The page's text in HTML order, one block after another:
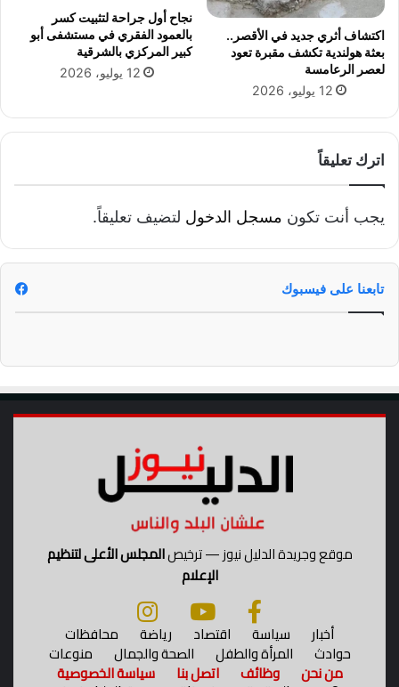
ك
ا
ن
اكتشاف أثري جديد في الأقصر..
بعثة هولندية تكشف مقبرة تعود
لعصر الرعامسة
12 يوليو، 2026
نجاح أول جراحة لتثبيت كسر
بالعمود الفقري في مستشفى أبو
كبير المركزي بالشرقية
12 يوليو، 2026
اترك تعليقاً
يجب أنت تكون مسجل الدخول لتضيف تعليقاً.
تابعنا على فيسبوك
موقع وجريدة الدليل نيوز — ترخيصالمجلس الأعلى لتنظيم
الإعلام
أخبار سياسة اقتصاد رياضة محافظات
حوادث المرأة والطفل الصحة والجمال منوعات
من نحن وظائف اتصل بنا سياسة الخصوصية